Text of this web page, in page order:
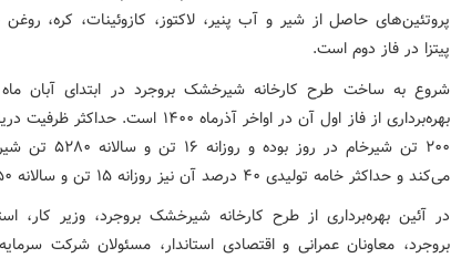
پروتئین‌های حاصل از شیر و آب پنیر، لاکتوز، کازوئینات، کره، روغن
پیتزا در فاز دوم است.
بهره‌برداری از فاز اول آن در اواخر آذرماه
۲۰۰ تن شیرخام
می‌کند و حداکثر خامه تولیدی ۴۰ درصد آن نیز روزانه ۱۵ تن و سالانه ۴۹۵۰ تن است.
در آئین بهره‌برداری از طرح کارخانه شیرخشک بروجرد، وزیر کار،
بروجرد، معاونان عمرانی و اقتصادی استاندار، مسئولان شرکت